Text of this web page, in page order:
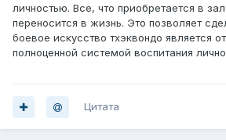
личностью. Все, что приобретается в
переносится в жизнь. Это позволяет
боевое искусство тхэквондо является
полноценной системой воспитания
Цитата